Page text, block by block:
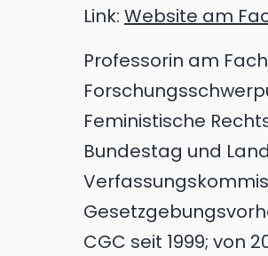
Link: Website am
Professorin am
Feministische
Bundestag und
CGC seit 1999; von